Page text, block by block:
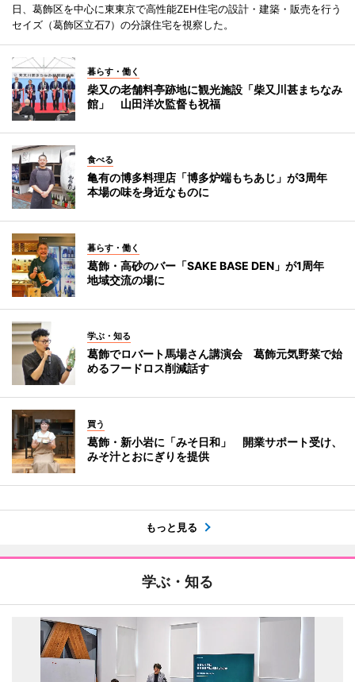
日、葛飾区を中心に東東京で高性能ZEH住宅の設計・建築・販売を行う
セイズ（葛飾区立石7）の分譲住宅を視察した。
暮らす・働く
柴又の老舗料亭跡地に観光施設「柴又川甚まちなみ
館」 山田洋次監督も祝福
食べる
亀有の博多料理店「博多炉端もちあじ」が3周年
本場の味を身近なものに
暮らす・働く
葛飾・高砂のバー「SAKE BASE DEN」が1周年
地域交流の場に
学ぶ・知る
葛飾でロバート馬場さん講演会 葛飾元気野菜で始
めるフードロス削減話す
買う
葛飾・新小岩に「みそ日和」 開業サポート受け、
みそ汁とおにぎりを提供
もっと見る
学ぶ・知る